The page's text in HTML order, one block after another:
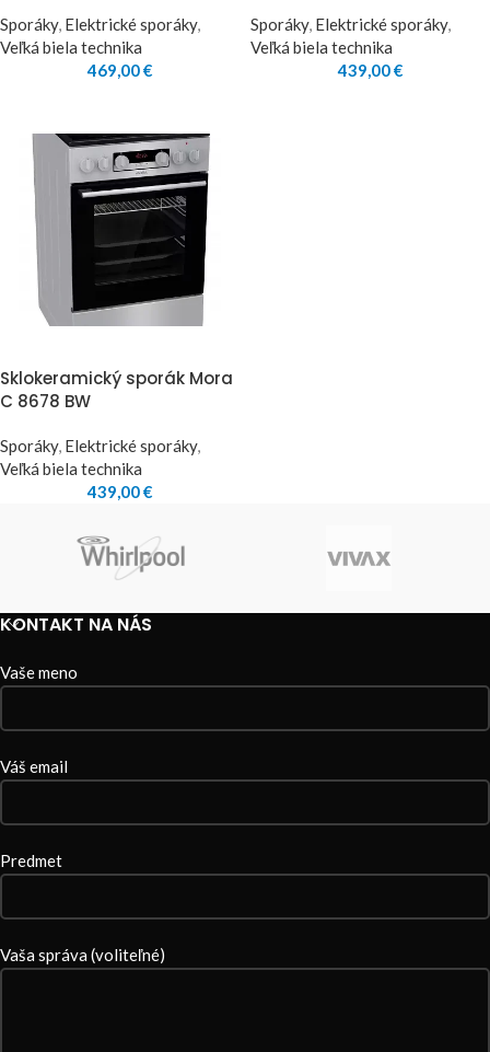
Sporáky, Elektrické sporáky,
Veľká biela technika
469,00€
Sporáky, Elektrické sporáky,
Veľká biela technika
439,00€
Sklokeramický sporák Mora
C 8678 BW
Sporáky, Elektrické sporáky,
Veľká biela technika
439,00€
KONTAKT NA NÁS
Vaše meno
Váš email
Predmet
Vaša správa (voliteľné)